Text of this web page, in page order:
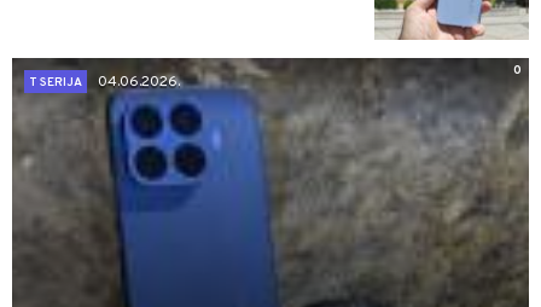
0
T SERIJA
04.06.2026.